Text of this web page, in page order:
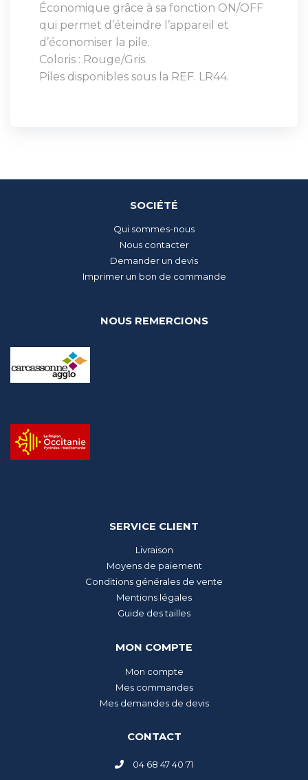
Économique grâce à sa fonction ON/OFF
qui permet d’éteindre l’appareil et
d’économiser la pile.
Coloris : Rouge/Gris.
Piles disponibles sous la REF. LR44.
SOCIÉTÉ
Qui sommes-nous
Nous contacter
Demander un devis
Imprimer un bon de commande
NOUS REMERCIONS
SERVICE CLIENT
Livraison
Moyens de paiement
Conditions générales de vente
Mentions légales
Guide des tailles
MON COMPTE
Mon compte
Mes commandes
Mes demandes de devis
CONTACT
04 68 47 40 71